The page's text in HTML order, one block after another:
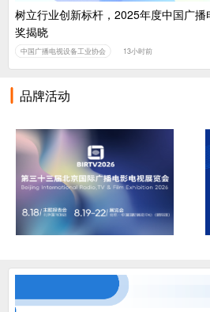
树立行业创新标杆，2025年度中国广
奖揭晓
中国广播电视设备工业协会 13小时前
品牌活动